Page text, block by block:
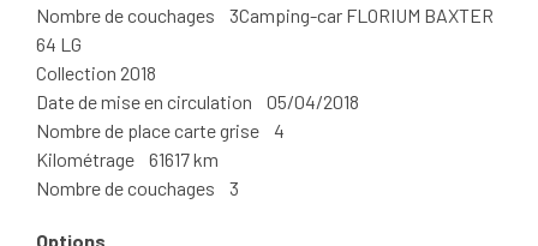
Nombre de couchages 3Camping-car FLORIUM BAXTER
64 LG
Collection 2018
Date de mise en circulation 05/04/2018
Nombre de place carte grise 4
Kilométrage 61617 km
Nombre de couchages 3
Options